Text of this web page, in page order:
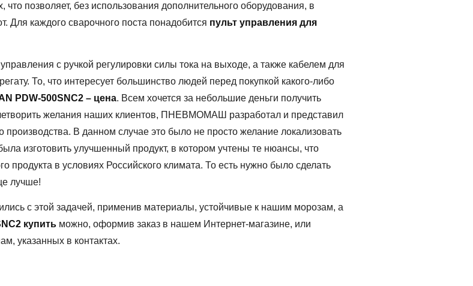
позволяет, без использования дополнительного оборудования, в
Для каждого сварочного поста понадобится пульт управления для
с ручкой регулировки силы тока на выходе, а также кабелем для
То, что интересует большинство людей перед покупкой какого-либо
PDW-500SNC2 – цена. Всем хочется за небольшие деньги получить
желания наших клиентов, ПНЕВМОМАШ разработал и представил
производства. В данном случае это было не просто желание локализовать
изготовить улучшенный продукт, в котором учтены те нюансы, что
продукта в условиях Российского климата. То есть нужно было сделать
лучше!
с этой задачей, применив материалы, устойчивые к нашим морозам, а
купить можно, оформив заказ в нашем Интернет-магазине, или
указанных в контактах.